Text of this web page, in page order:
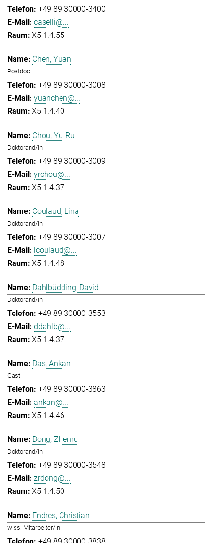
+49 89 30000-3400
caselli@...
X5 1.4.55
Chen, Yuan
Postdoc
+49 89 30000-3008
yuanchen@...
X5 1.4.40
Chou, Yu-Ru
Doktorand/in
+49 89 30000-3009
yrchou@...
X5 1.4.37
Coulaud, Lina
Doktorand/in
+49 89 30000-3007
lcoulaud@...
X5 1.4.48
Dahlbüdding, David
Doktorand/in
+49 89 30000-3553
ddahlb@...
X5 1.4.37
Das, Ankan
Gast
+49 89 30000-3863
ankan@...
X5 1.4.46
Dong, Zhenru
Doktorand/in
+49 89 30000-3548
zrdong@...
X5 1.4.50
Endres, Christian
wiss. Mitarbeiter/in